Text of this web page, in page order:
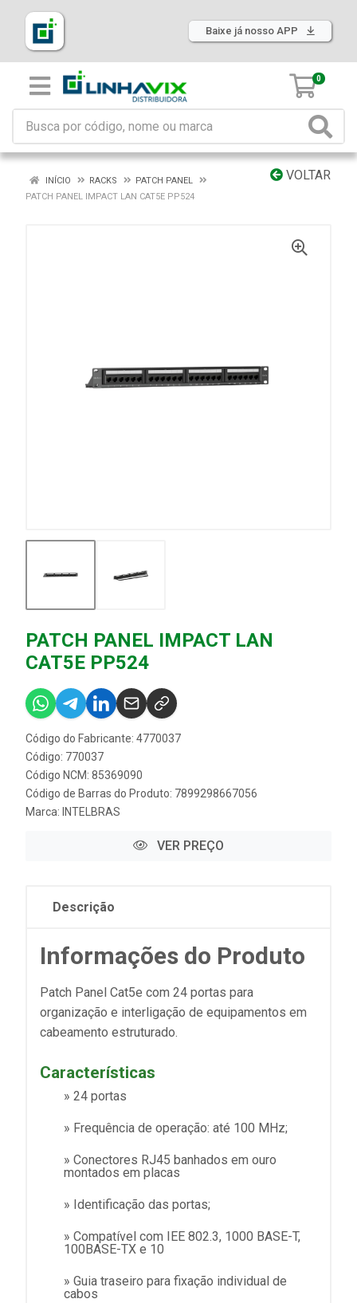
Baixe já nosso APP
0
VOLTAR
INÍCIO RACKS
PATCH PANEL
PATCH PANEL IMPACT LAN CAT5E PP524
PATCH PANEL IMPACT LAN
CAT5E PP524
Código do Fabricante: 4770037
Código: 770037
Código NCM: 85369090
Código de Barras do Produto: 7899298667056
Marca: INTELBRAS
VER PREÇO
Descrição
Informações do Produto
Patch Panel Cat5e com 24 portas para
organização e interligação de equipamentos em
cabeamento estruturado.
Características
» 24 portas
» Frequência de operação: até 100 MHz;
» Conectores RJ45 banhados em ouro
montados em placas
» Identificação das portas;
» Compatível com IEE 802.3, 1000 BASE-T,
100BASE-TX e 10
» Guia traseiro para fixação individual de
cabos